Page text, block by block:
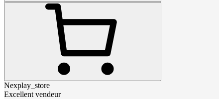
Nexplay_store
Excellent vendeur